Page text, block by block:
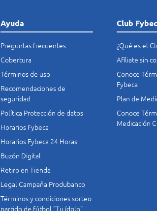
Ayuda
Preguntas frecuentes
Cobertura
Términos de uso
Recomendaciones de
seguridad
Política Protección de datos
Horarios Fybeca
Horarios Fybeca 24 Horas
Buzón Digital
Retiro en Tienda
Legal Campaña Produbanco
Términos y condiciones sorteo
partido de fútbol "Tu ídolo"
Club
¿Qué es el
Afíliate sin
Conoce
Fybeca
Plan de
Conoce
Medicación